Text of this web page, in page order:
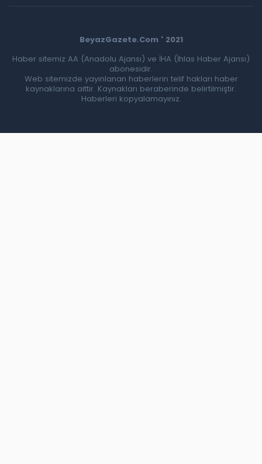
BeyazGazete.Com ' 2021
Haber sitemiz AA (Anadolu Ajansı) ve İHA (İhlas Haber Ajansı)
abonesidir.
Web sitemizde yayınlanan haberlerin telif hakları haber
kaynaklarına aittir. Kaynakları beraberinde belirtilmiştir.
Haberleri kopyalamayınız.